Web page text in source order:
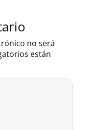
no será
están